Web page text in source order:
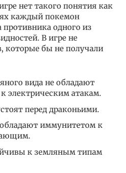
нет такого понятия как
каждый покемон
противника одного из
В игре не
которые бы не получали
вида не обладают
электрическим атакам.
перед драконьими.
иммунитетом к
к земляным типам